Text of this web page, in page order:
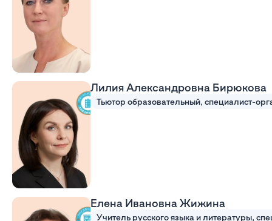
Лилия Александровна Бирюкова
Елена Ивановна Жижина